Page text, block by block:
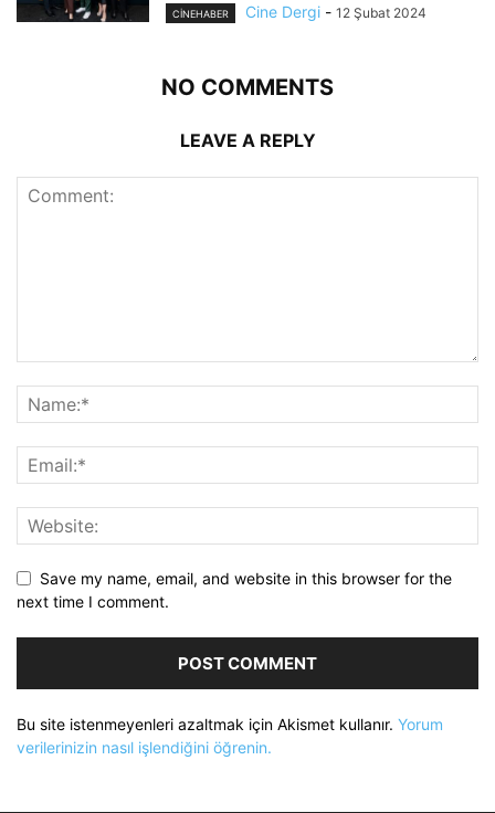
CINEHABER Cine Dergi - 12 Şubat 2024
NO COMMENTS
LEAVE A REPLY
Save my name, email, and website in this browser for the
next time I comment.
Bu site istenmeyenleri azaltmak için Akismet kullanır. Yorum
verilerinizin nasıl işlendiğini öğrenin.